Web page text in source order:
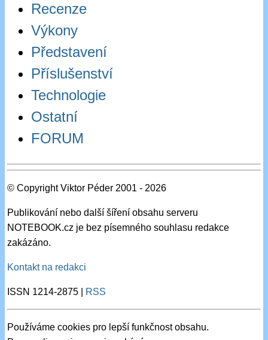
Recenze
Výkony
Představení
Příslušenství
Technologie
Ostatní
FORUM
© Copyright Viktor Péder 2001 - 2026
Publikování nebo další šíření obsahu serveru
NOTEBOOK.cz je bez písemného souhlasu redakce
zakázáno.
Kontakt na redakci
ISSN 1214-2875 | RSS
Používáme cookies pro lepší funkčnost obsahu.